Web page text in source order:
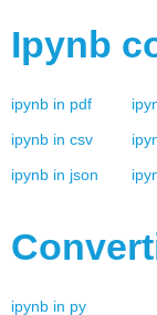
Ipynb
ipynb in pdf
ipynb in csv
ipynb in json
ipynb in py